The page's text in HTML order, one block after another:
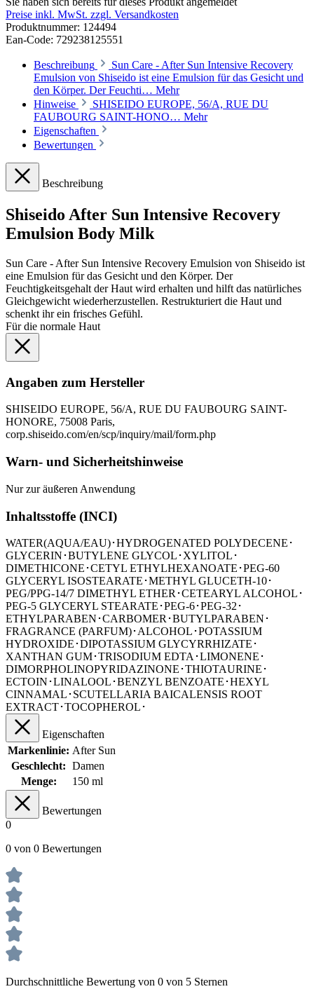
Preise inkl. MwSt. zzgl. Versandkosten
Produktnummer: 124494
Ean-Code: 729238125551
Beschreibung
Sun Care - After Sun Intensive Recovery
Emulsion von Shiseido ist eine Emulsion für das Gesicht und
den Körper. Der Feuchti… Mehr
Hinweise
SHISEIDO EUROPE, 56/A, RUE DU
FAUBOURG SAINT-HONO… Mehr
Eigenschaften
Bewertungen
Beschreibung
Shiseido After Sun Intensive Recovery
Emulsion Body Milk
Sun Care - After Sun Intensive Recovery Emulsion von Shiseido ist
eine Emulsion für das Gesicht und den Körper. Der
Feuchtigkeitsgehalt der Haut wird erhalten und hilft das natürliches
Gleichgewicht wiederherzustellen. Restrukturiert die Haut und
schenkt ihr ein frisches Gefühl.
Für die normale Haut
Angaben zum Hersteller
SHISEIDO EUROPE, 56/A, RUE DU FAUBOURG SAINT-
HONORE, 75008 Paris,
corp.shiseido.com/en/scp/inquiry/mail/form.php
Warn- und Sicherheitshinweise
Nur zur äußeren Anwendung
Inhaltsstoffe (INCI)
WATER(AQUA/EAU)･HYDROGENATED POLYDECENE･
GLYCERIN･BUTYLENE GLYCOL･XYLITOL･
DIMETHICONE･CETYL ETHYLHEXANOATE･PEG-60
GLYCERYL ISOSTEARATE･METHYL GLUCETH-10･
PEG/PPG-14/7 DIMETHYL ETHER･CETEARYL ALCOHOL･
PEG-5 GLYCERYL STEARATE･PEG-6･PEG-32･
ETHYLPARABEN･CARBOMER･BUTYLPARABEN･
FRAGRANCE (PARFUM)･ALCOHOL･POTASSIUM
HYDROXIDE･DIPOTASSIUM GLYCYRRHIZATE･
XANTHAN GUM･TRISODIUM EDTA･LIMONENE･
DIMORPHOLINOPYRIDAZINONE･THIOTAURINE･
ECTOIN･LINALOOL･BENZYL BENZOATE･HEXYL
CINNAMAL･SCUTELLARIA BAICALENSIS ROOT
EXTRACT･TOCOPHEROL･
Eigenschaften
Markenlinie: After Sun
Geschlecht: Damen
Menge:
150 ml
Bewertungen
0
0 von 0 Bewertungen
Durchschnittliche Bewertung von 0 von 5 Sternen